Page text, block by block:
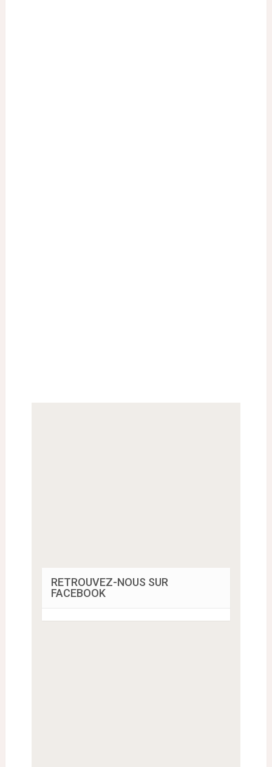
RETROUVEZ-NOUS SUR
FACEBOOK